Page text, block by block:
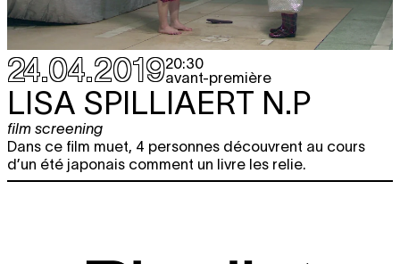
24.04.201920:30
avant-première
LISA SPILLIAERT N.P
film screening
Dans ce film muet, 4 personnes découvrent au cours
d’un été japonais comment un livre les relie.